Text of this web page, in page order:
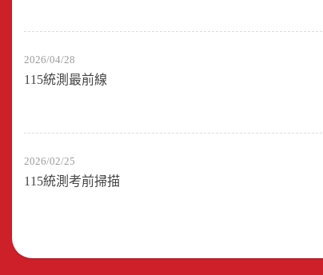
2026/04/28
115統測最前線
2026/02/25
115統測考前掃描